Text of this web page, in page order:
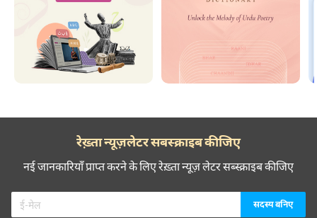
रेख़्ता न्यूज़लेटर सबस्क्राइब कीजिए
नई जानकारियाँ प्राप्त करने के लिए रेख़्ता न्यूज़ लेटर सब्स्क्राइब कीजिए